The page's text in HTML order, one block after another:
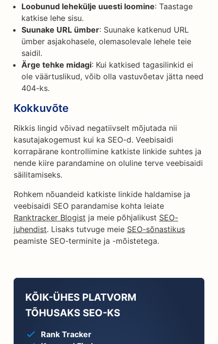
Loobunud lehekülje uuesti loomine: Taastage
katkise lehe sisu.
Suunake URL ümber: Suunake katkenud URL
ümber asjakohasele, olemasolevale lehele teie
saidil.
Ärge tehke midagi: Kui katkised tagasilinkid ei
ole väärtuslikud, võib olla vastuvõetav jätta need
404-ks.
Kokkuvõte
Rikkis lingid võivad negatiivselt mõjutada nii
kasutajakogemust kui ka SEO-d. Veebisaidi
korrapärane kontrollimine katkiste linkide suhtes ja
nende kiire parandamine on oluline terve veebisaidi
säilitamiseks.
Rohkem nõuandeid katkiste linkide haldamise ja
veebisaidi SEO parandamise kohta leiate
Ranktracker Blogist ja meie põhjalikust SEO-
juhendist. Lisaks tutvuge meie SEO-sõnastikus
peamiste SEO-terminite ja -mõistetega.
KÕIK-ÜHES PLATVORM
TÕHUSAKS SEO-KS
Rank Tracker